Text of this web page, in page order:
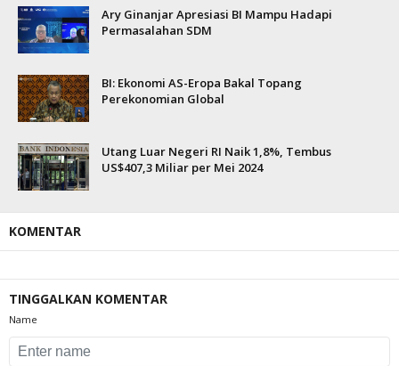
Ary Ginanjar Apresiasi BI Mampu Hadapi
Permasalahan SDM
BI: Ekonomi AS-Eropa Bakal Topang
Perekonomian Global
Utang Luar Negeri RI Naik 1,8%, Tembus
US$407,3 Miliar per Mei 2024
KOMENTAR
TINGGALKAN KOMENTAR
Name